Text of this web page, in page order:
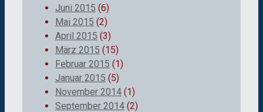
Juni 2015 (6)
Mai 2015 (2)
April 2015 (3)
März 2015 (15)
Februar 2015 (1)
Januar 2015 (5)
November 2014 (1)
September 2014 (2)